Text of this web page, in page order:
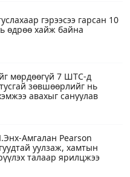
гэрээсээ гарсан 10
өдрөө хайж байна
мөрдөөгүй 7 ШТС-д
зөвшөөрлийг нь
авахыг сануулав
Амгалан Pearson
уулзаж, хамтын
талаар ярилцжээ